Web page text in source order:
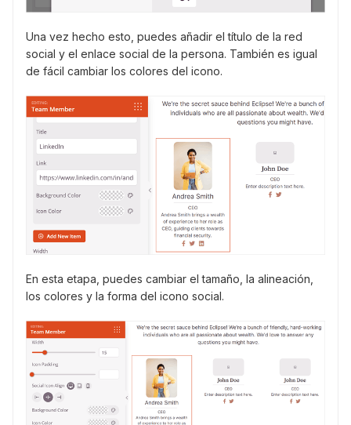
Una vez hecho esto, puedes añadir el título de la red
social y el enlace social de la persona. También es igual
de fácil cambiar los colores del icono.
En esta etapa, puedes cambiar el tamaño, la alineación,
los colores y la forma del icono social.